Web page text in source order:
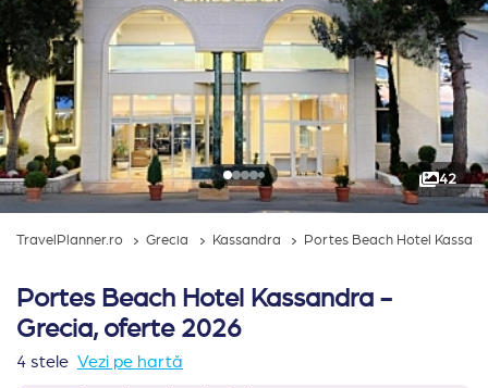
42
TravelPlanner.ro Grecia Kassandra Portes Beach Hotel
Portes Beach Hotel Kassandra -
Grecia, oferte 2026
4 stele Vezi pe hartă